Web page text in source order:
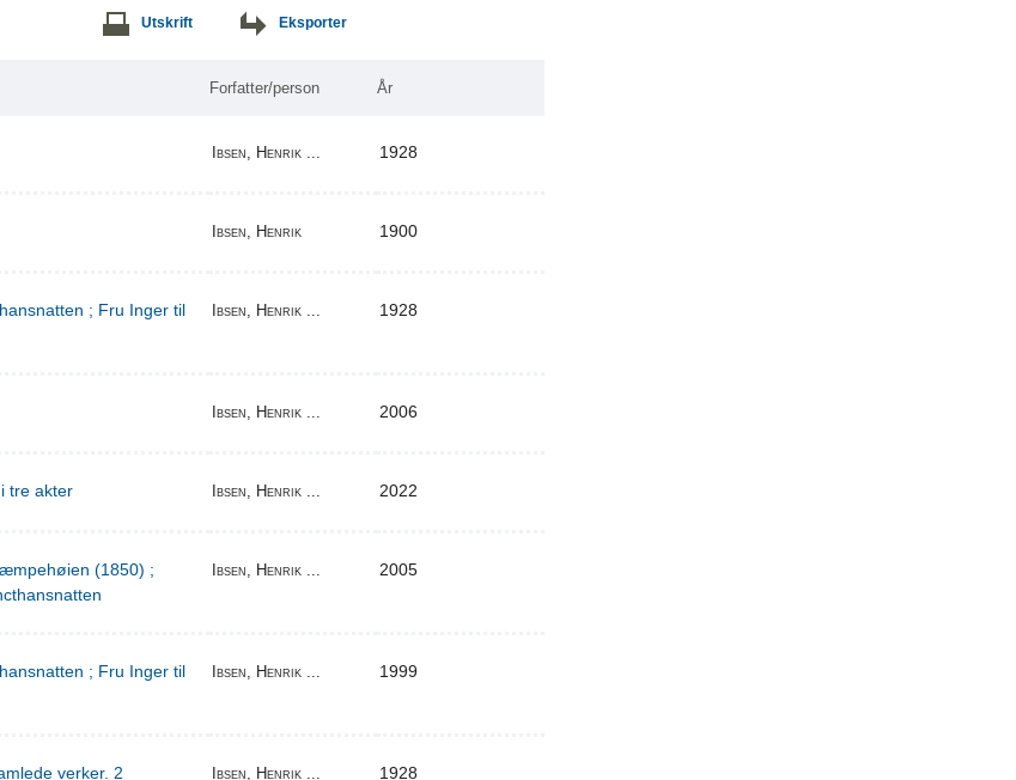
Utskrift Eksporter
Forfatter/person År
Ibsen, Henrik ... 1928
Ibsen, Henrik 1900
; Fru Inger til
Ibsen, Henrik ... 1928
Ibsen, Henrik ... 2006
tre akter Ibsen, Henrik ... 2022
(1850) ;
Ibsen, Henrik ... 2005
; Fru Inger til
Ibsen, Henrik ... 1999
verker. 2 Ibsen, Henrik ... 1928